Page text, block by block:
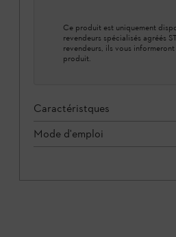
Ce produit est uniquement
revendeurs spécialisés agréés
revendeurs, ils vous
produit.
Caractéristques
Mode d'emploi